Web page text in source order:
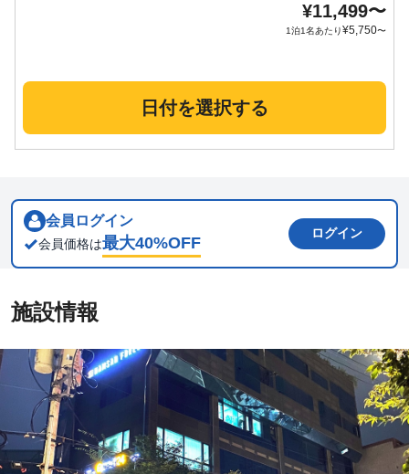
¥11,499〜
1泊1名あたり¥5,750〜
日付を選択する
会員ログイン
会員価格は最大40%OFF
ログイン
施設情報